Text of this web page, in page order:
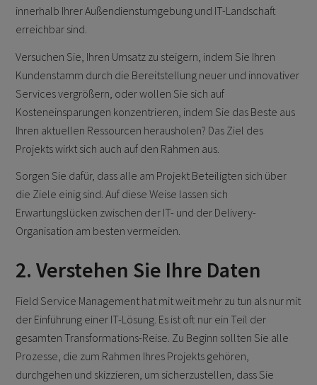
innerhalb Ihrer Außendienstumgebung und IT-Landschaft
erreichbar sind.
Versuchen Sie, Ihren Umsatz zu steigern, indem Sie Ihren
Kundenstamm durch die Bereitstellung neuer und innovativer
Services vergrößern, oder wollen Sie sich auf
Kosteneinsparungen konzentrieren, indem Sie das Beste aus
Ihren aktuellen Ressourcen herausholen? Das Ziel des
Projekts wirkt sich auch auf den Rahmen aus.
Sorgen Sie dafür, dass alle am Projekt Beteiligten sich über
die Ziele einig sind. Auf diese Weise lassen sich
Erwartungslücken zwischen der IT- und der Delivery-
Organisation am besten vermeiden.
2. Verstehen Sie Ihre Daten
Field Service Management hat mit weit mehr zu tun als nur mit
der Einführung einer IT-Lösung. Es ist oft nur ein Teil der
gesamten Transformations-Reise. Zu Beginn sollten Sie alle
Prozesse, die zum Rahmen Ihres Projekts gehören,
durchgehen und skizzieren, um sicherzustellen, dass Sie